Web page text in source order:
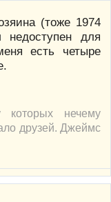
(тоже 1974
для
есть четыре
нечему
друзей. Джеймс